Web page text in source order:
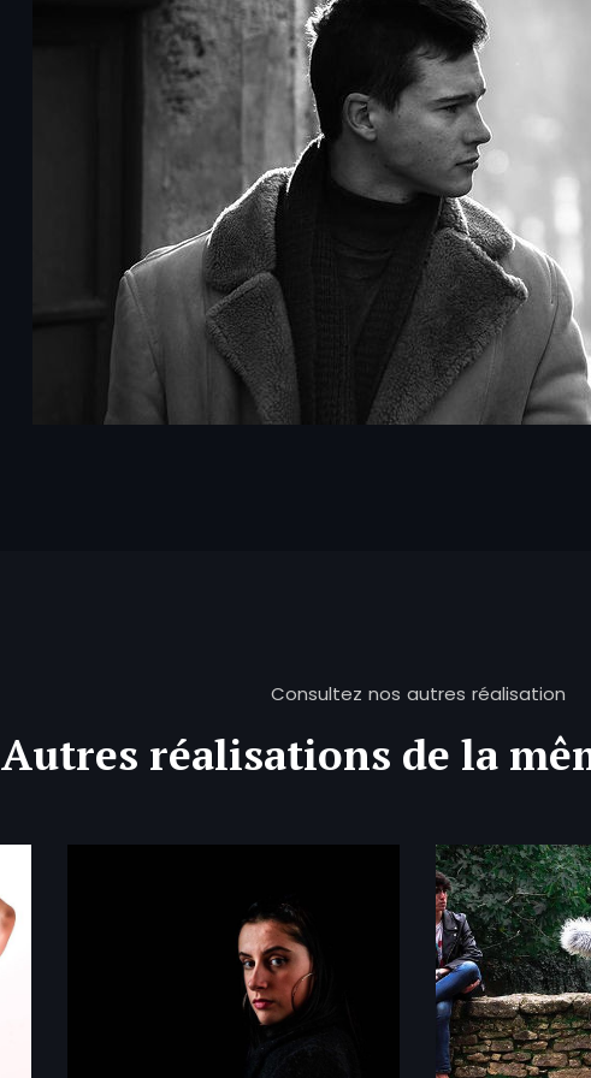
Consultez nos autres réalisation
Autres réalisations de la